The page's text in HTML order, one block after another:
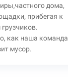
дома,
прибегая к
как наша команда
мусор.